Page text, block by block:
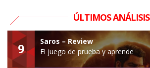
ÚLTIMOS ANÁLISIS
9
Saros – Review
El juego de prueba y aprende